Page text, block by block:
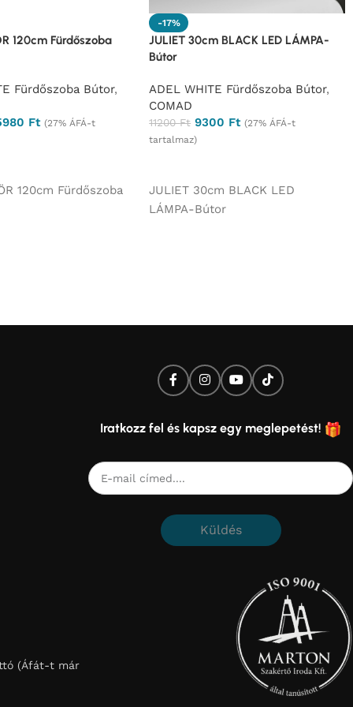
120cm Fürdőszoba
Fürdőszoba Bútor,
Ft (27% ÁFÁ-t
120cm Fürdőszoba
-17%
JULIET 30cm BLACK LED LÁMPA-
Bútor
ADEL WHITE Fürdőszoba Bútor,
COMAD
11200Ft 9300 Ft (27% ÁFÁ-t
tartalmaz)
JULIET 30cm BLACK LED
LÁMPA-Bútor
(Áfát-t már
Iratkozz fel és kapsz egy meglepetést!
Küldés